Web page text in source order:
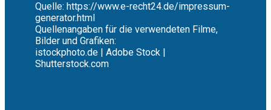
Quelle: https://www.e-recht24.de/impressum-
generator.html
Quellenangaben für die verwendeten Filme,
Bilder und Grafiken:
istockphoto.de | Adobe Stock |
Shutterstock.com